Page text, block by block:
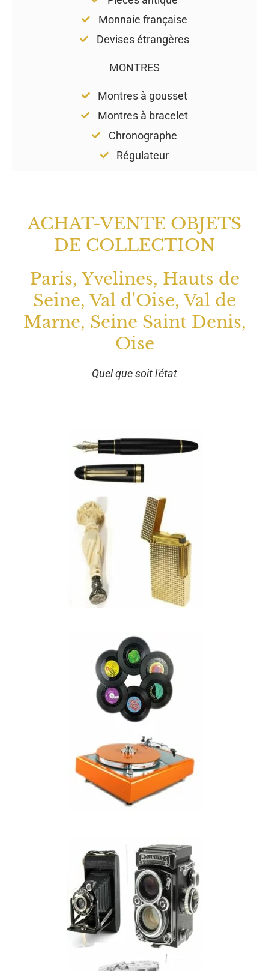
Monnaie française
Devises étrangères
MONTRES
Montres à gousset
Montres à bracelet
Chronographe
Régulateur
ACHAT-VENTE OBJETS
DE COLLECTION
Paris, Yvelines, Hauts de
Seine, Val d'Oise, Val de
Marne, Seine Saint Denis,
Oise
Quel que soit l'état